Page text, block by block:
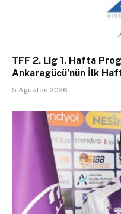
TFF 2. Lig 1. Hafta
Ankaragücü’nün İlk
5 Ağustos 2026